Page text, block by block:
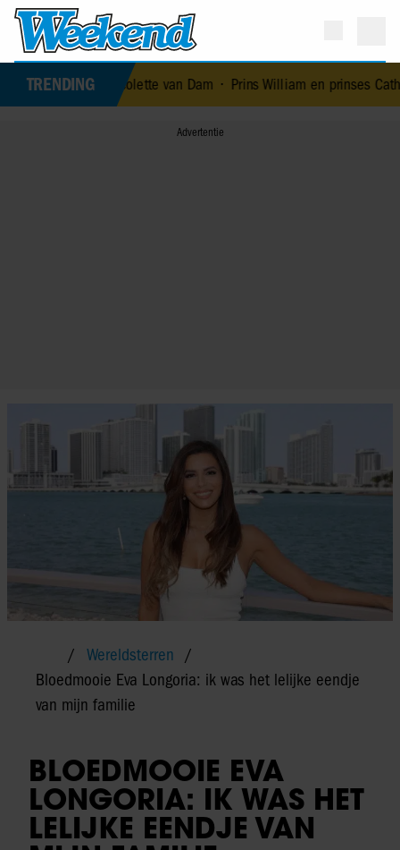
TRENDING
Nicolette van Dam•Prins William en prinses Catherine nemen
Wereldsterren
Bloedmooie Eva Longoria: ik was het lelijke eendje
van mijn familie
BLOEDMOOIE EVA
LONGORIA: IK WAS HET
LELIJKE EENDJE VAN